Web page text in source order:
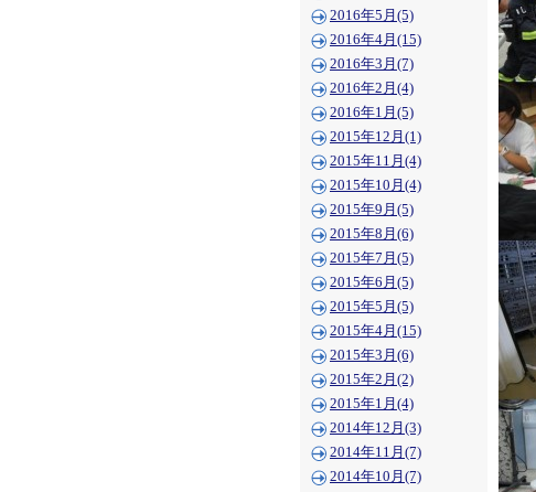
2016年5月(5)
2016年4月(15)
2016年3月(7)
2016年2月(4)
2016年1月(5)
2015年12月(1)
2015年11月(4)
2015年10月(4)
2015年9月(5)
2015年8月(6)
2015年7月(5)
2015年6月(5)
2015年5月(5)
2015年4月(15)
2015年3月(6)
2015年2月(2)
2015年1月(4)
2014年12月(3)
2014年11月(7)
2014年10月(7)